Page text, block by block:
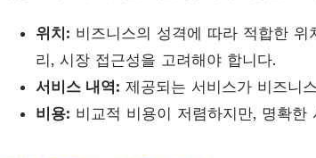
위치: 비즈니스의 성격에 따라 적합한
리, 시장 접근성을 고려해야 합니다.
서비스 내역: 제공되는 서비스가 비즈니
비용: 비교적 비용이 저렴하지만, 명확